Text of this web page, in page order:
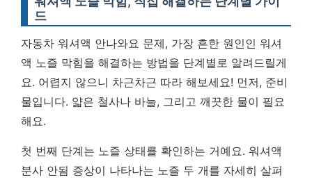
드
자동차 워셔액 안나와요 문제, 가장 흔한 원인인 워셔
액 노즐 막힘을 해결하는 방법을 단계별로 알려드릴게
요. 어렵지 않으니 차근차근 따라 해보세요! 먼저, 준비
물입니다. 얇은 철사나 바늘, 그리고 깨끗한 물이 필요
해요.
첫 번째 단계는 노즐 상태를 확인하는 거예요. 워셔액
분사 안됨 증상이 나타나는 노즐 두 개를 자세히 살펴